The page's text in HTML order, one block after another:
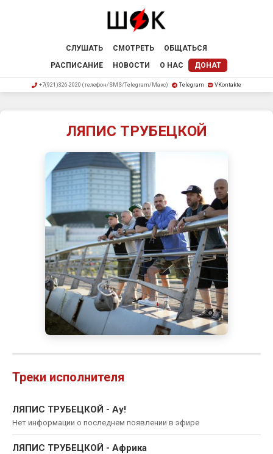
СЛУШАТЬ СМОТРЕТЬ
ОБЩАТЬСЯ
РАСПИСАНИЕ
НОВОСТИ О НАС ДОНАТ
+7(921)326-2020 (телефон/SMS/Telegram/Макс) Telegram VKontakte
ЛЯПИС ТРУБЕЦКОЙ
Треки исполнителя
ЛЯПИС ТРУБЕЦКОЙ - Ау!
Нет информации о последнем появлении в эфире
ЛЯПИС ТРУБЕЦКОЙ - Африка